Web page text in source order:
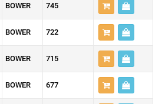
BOWER 745
BOWER 722
BOWER 715
BOWER 677